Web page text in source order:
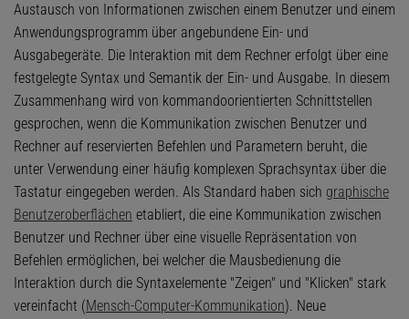
Austausch von Informationen zwischen einem Benutzer und einem
Anwendungsprogramm über angebundene Ein- und
Ausgabegeräte. Die Interaktion mit dem Rechner erfolgt über eine
festgelegte Syntax und Semantik der Ein- und Ausgabe. In diesem
Zusammenhang wird von kommandoorientierten Schnittstellen
gesprochen, wenn die Kommunikation zwischen Benutzer und
Rechner auf reservierten Befehlen und Parametern beruht, die
unter Verwendung einer häufig komplexen Sprachsyntax über die
Tastatur eingegeben werden. Als Standard haben sich graphische
Benutzeroberflächen etabliert, die eine Kommunikation zwischen
Benutzer und Rechner über eine visuelle Repräsentation von
Befehlen ermöglichen, bei welcher die Mausbedienung die
Interaktion durch die Syntaxelemente "Zeigen" und "Klicken" stark
vereinfacht (Mensch-Computer-Kommunikation). Neue